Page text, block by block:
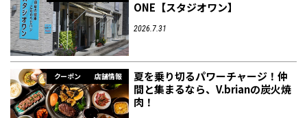
ONE【スタジオワン】
2026.7.31
クーポン 店舗情報
夏を乗り切るパワーチャージ！仲
間と集まるなら、V.brianの炭火焼
肉！